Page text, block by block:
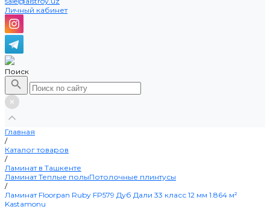
Личный кабинет
Поиск
Главная
/
Каталог товаров
/
Ламинат в Ташкенте
ЛаминатТеплые полыПотолочные плинтусы
/
Ламинат Floorpan Ruby FP579 Дуб Дали 33 класс 12 мм 1.864 м²
Kastamonu